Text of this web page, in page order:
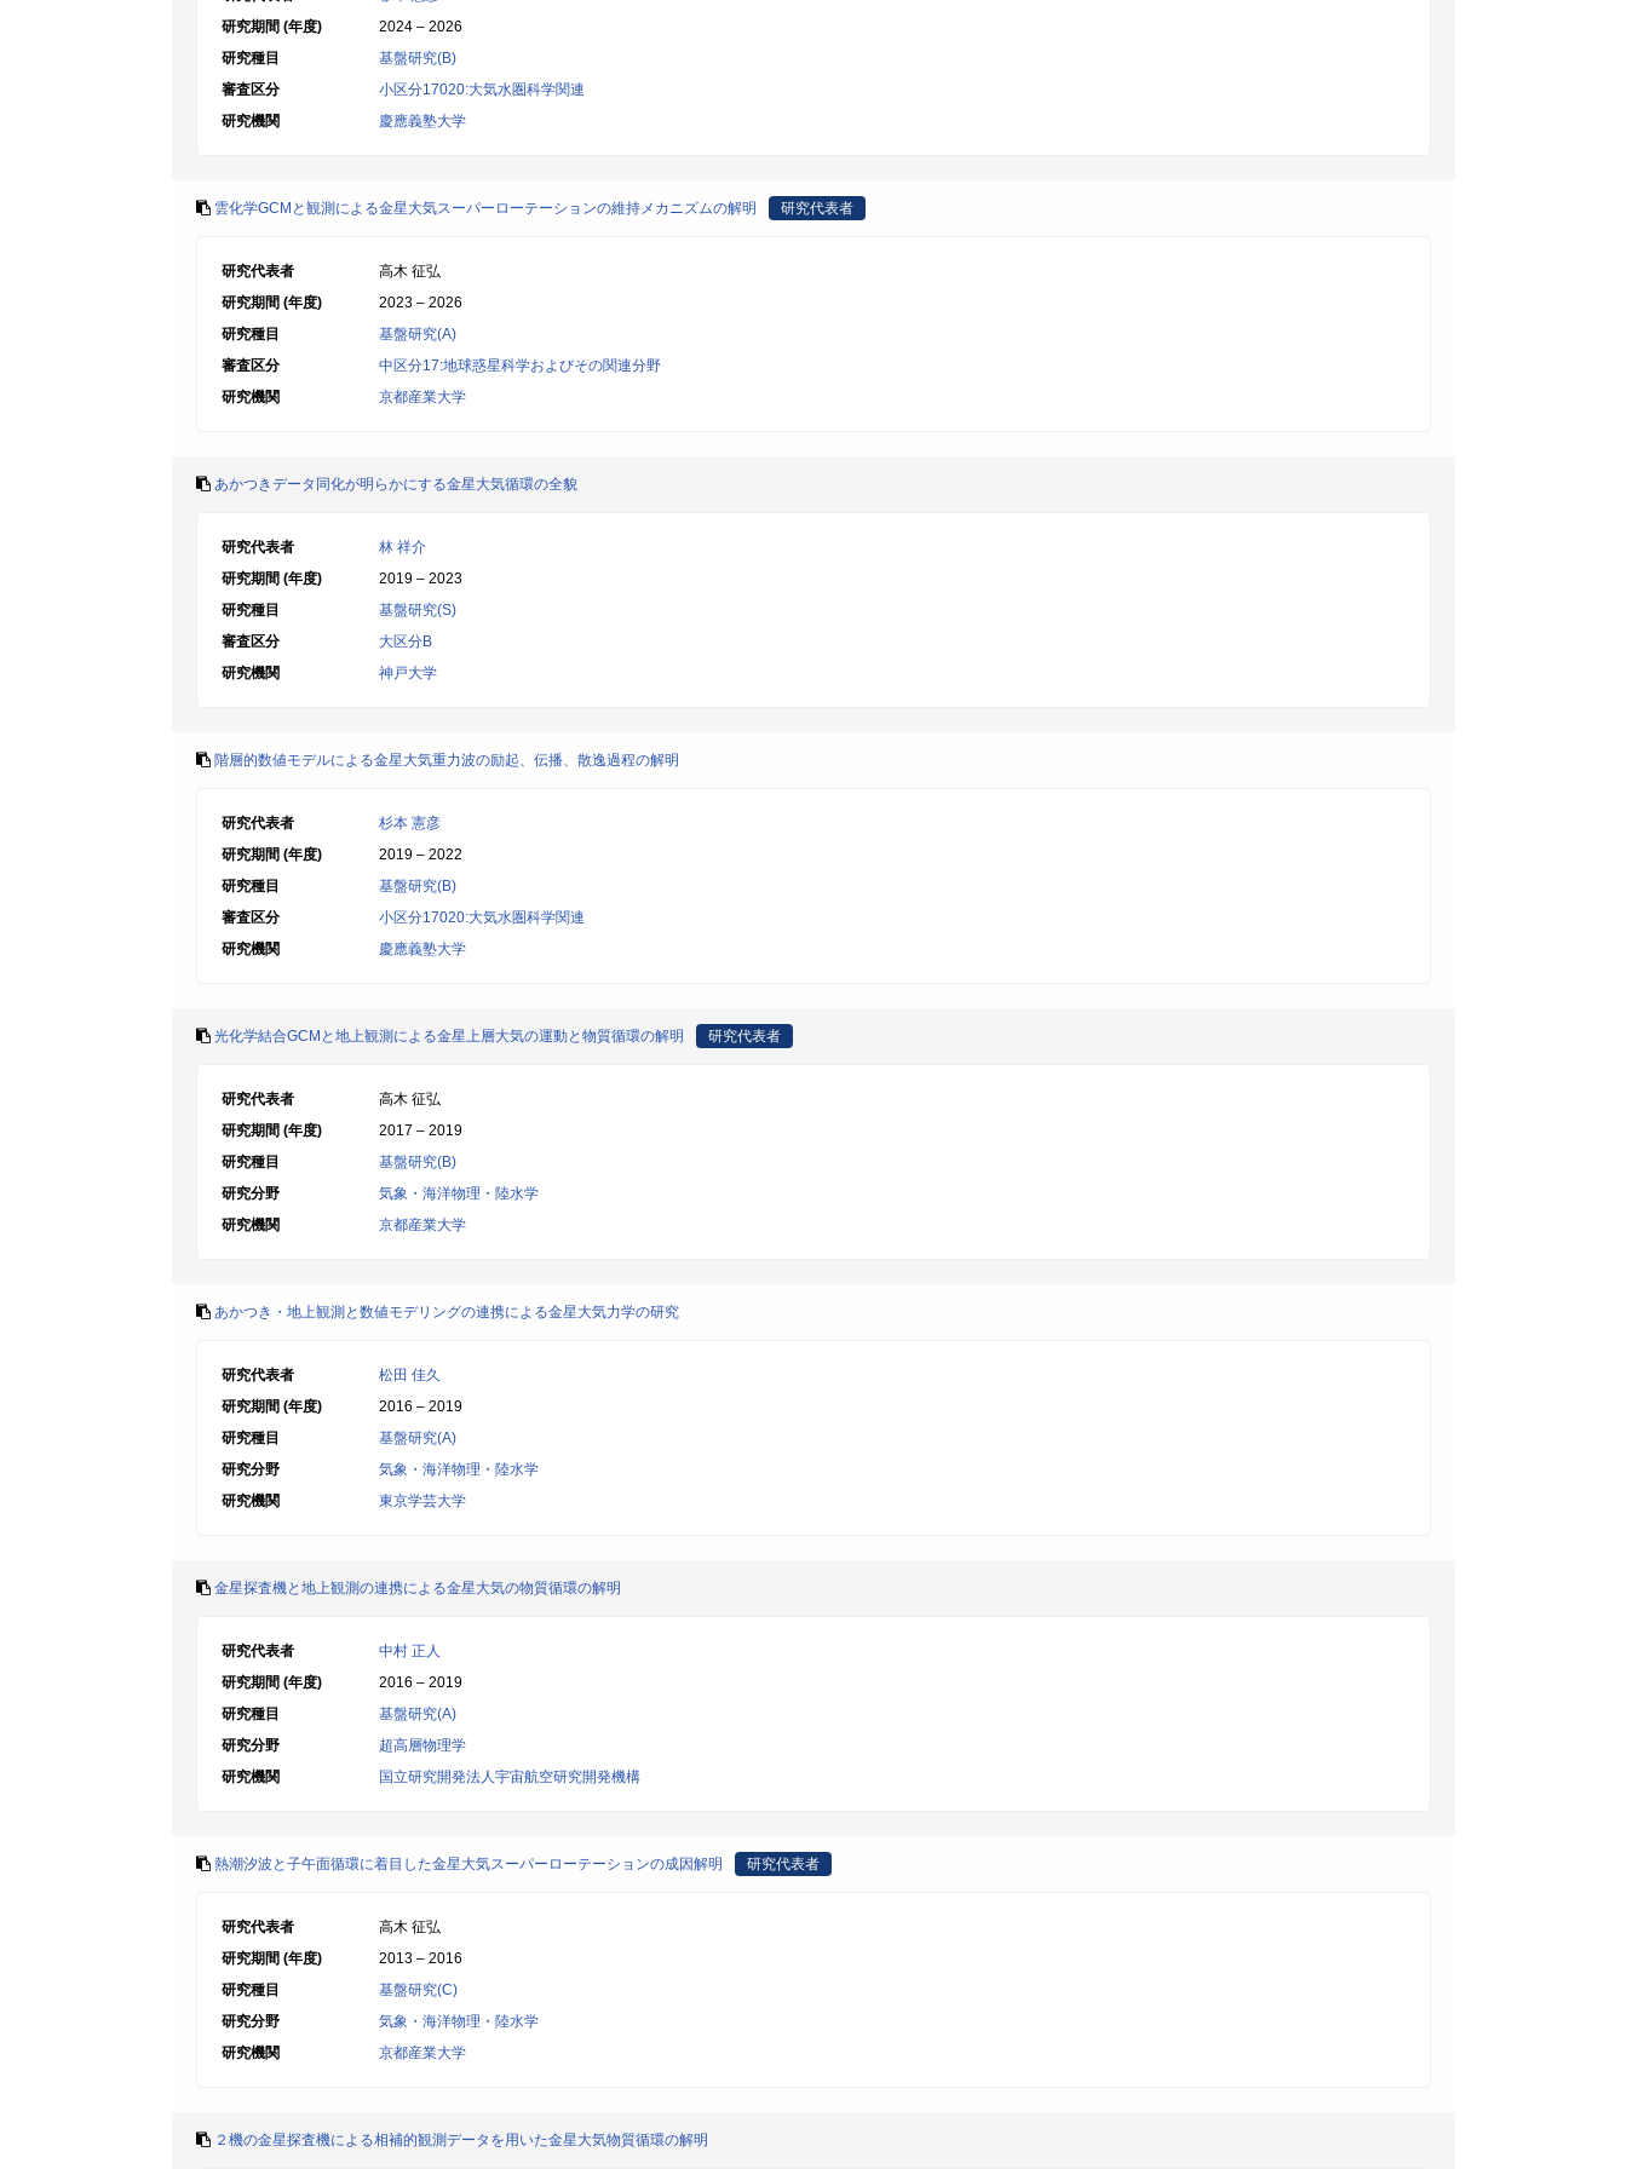
研究期間 (年度)
2024 – 2026
研究種目
基盤研究(B)
審査区分
小区分17020:大気水圏科学関連
研究機関
慶應義塾大学
雲化学GCMと観測による金星大気スーパーローテーションの維持メカニズムの解明 研究代表者
研究代表者
高木 征弘
研究期間 (年度)
2023 – 2026
研究種目
基盤研究(A)
審査区分
中区分17:地球惑星科学およびその関連分野
研究機関
京都産業大学
あかつきデータ同化が明らかにする金星大気循環の全貌
研究代表者
林 祥介
研究期間 (年度)
2019 – 2023
研究種目
基盤研究(S)
審査区分
大区分B
研究機関
神戸大学
階層的数値モデルによる金星大気重力波の励起、伝播、散逸過程の解明
研究代表者
杉本 憲彦
研究期間 (年度)
2019 – 2022
研究種目
基盤研究(B)
審査区分
小区分17020:大気水圏科学関連
研究機関
慶應義塾大学
光化学結合GCMと地上観測による金星上層大気の運動と物質循環の解明 研究代表者
研究代表者
高木 征弘
研究期間 (年度)
2017 – 2019
研究種目
基盤研究(B)
研究分野
気象・海洋物理・陸水学
研究機関
京都産業大学
あかつき・地上観測と数値モデリングの連携による金星大気力学の研究
研究代表者
松田 佳久
研究期間 (年度)
2016 – 2019
研究種目
基盤研究(A)
研究分野
気象・海洋物理・陸水学
研究機関
東京学芸大学
金星探査機と地上観測の連携による金星大気の物質循環の解明
研究代表者
中村 正人
研究期間 (年度)
2016 – 2019
研究種目
基盤研究(A)
研究分野
超高層物理学
研究機関
国立研究開発法人宇宙航空研究開発機構
熱潮汐波と子午面循環に着目した金星大気スーパーローテーションの成因解明 研究代表者
研究代表者
高木 征弘
研究期間 (年度)
2013 – 2016
研究種目
基盤研究(C)
研究分野
気象・海洋物理・陸水学
研究機関
京都産業大学
２機の金星探査機による相補的観測データを用いた金星大気物質循環の解明